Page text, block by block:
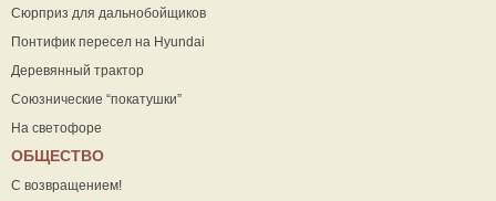
Сюрприз для дальнобойщиков
Понтифик пересел на Hyundai
Деревянный трактор
Союзнические “покатушки”
На светофоре
ОБЩЕСТВО
С возвращением!